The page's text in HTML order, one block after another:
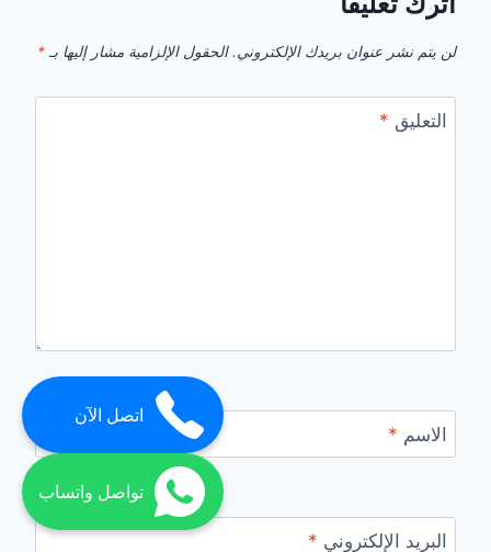
لن يتم نشر عنوان بريدك الإلكتروني. الحقول الإلزامية مشار إليها بـ *
التعليق *
الاسم *
البريد الإلكتروني *
اتصل الآن
تواصل واتساب